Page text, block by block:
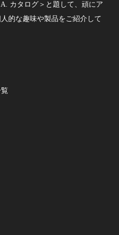
カタログ＞と題して、頑にア
的な趣味や製品をご紹介して